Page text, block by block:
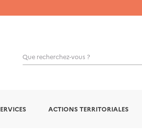
Que recherchez-vous ?
ACTIONS TERRITORIALES